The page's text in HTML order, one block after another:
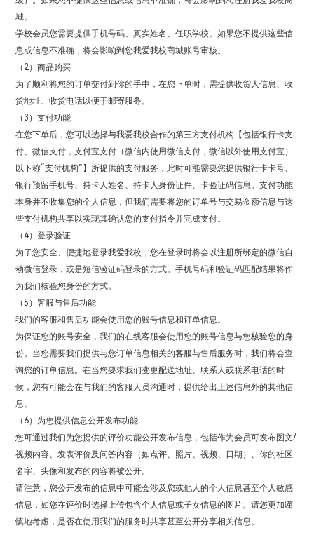
城。
学校会员您需要提供手机号码、真实姓名、任职学校。如果您不提供这些信
息或信息不准确，将会影响到您我爱我校商城账号审核。
（2）商品购买
为了顺利将您的订单交付到你的手中，在您下单时，需提供收货人信息、收
货地址、收货电话以便于邮寄服务。
（3）支付功能
在您下单后，您可以选择与我爱我校合作的第三方支付机构【包括银行卡支
付、微信支付，支付宝支付（微信内使用微信支付，微信以外使用支付宝）
以下称“支付机构”】所提供的支付服务，此时可能需要您提供银行卡卡号、
银行预留手机号、持卡人姓名、持卡人身份证件、卡验证码信息。支付功能
本身并不收集您的个人信息，但我们需要将您的订单号与交易金额信息与这
些支付机构共享以实现其确认您的支付指令并完成支付。
（4）登录验证
为了您安全、便捷地登录我爱我校，您在登录时将会以注册所绑定的微信自
动微信登录，或是短信验证码登录的方式。手机号码和验证码匹配结果将作
为我们核验您身份的方式。
（5）客服与售后功能
我们的客服和售后功能会使用您的账号信息和订单信息。
为保证您的账号安全，我们的在线客服会使用您的账号信息与您核验您的身
份。当您需要我们提供与您订单信息相关的客服与售后服务时，我们将会查
询您的订单信息。在当您要求我们变更配送地址、联系人或联系电话的时
候，您有可能会在与我们的客服人员沟通时，提供给出上述信息外的其他信
息。
（6）为您提供信息公开发布功能
您可通过我们为您提供的评价功能公开发布信息，包括作为会员可发布图文/
视频内容、发表评价及问答内容（如点评、照片、视频、日期）、你的社区
名字、头像和发布的内容将被公开。
请注意，您公开发布的信息中可能会涉及您或他人的个人信息甚至个人敏感
信息，如您在评价时选择上传包含个人信息或子女信息的图片。请您更加谨
慎地考虑，是否在使用我们的服务时共享甚至公开分享相关信息。